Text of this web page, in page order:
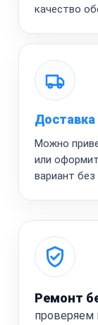
качество
Можно
или
вариант без
Ремонт
проверяем